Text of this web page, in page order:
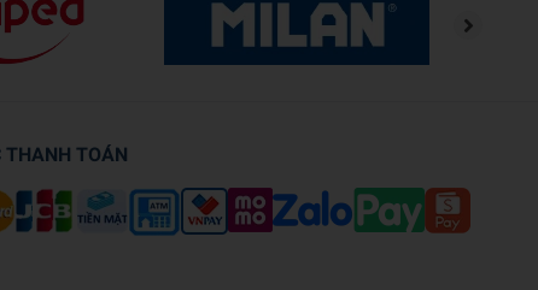
THANH TOÁN